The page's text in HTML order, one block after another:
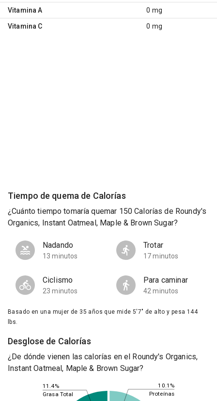
Vitamina A 0 mg
Vitamina C 0 mg
Tiempo de quema de Calorías
¿Cuánto tiempo tomaría quemar 150 Calorías de Roundy's
Organics, Instant Oatmeal, Maple & Brown Sugar?
Nadando
13 minutos
Trotar
17 minutos
Ciclismo
23 minutos
Para caminar
42 minutos
Basado en una mujer de 35 años que mide 5'7" de alto y pesa 144
lbs.
Desglose de Calorías
¿De dónde vienen las calorías en el Roundy's Organics,
Instant Oatmeal, Maple & Brown Sugar?
10.1%
11.4%
Proteínas
Grasa Total